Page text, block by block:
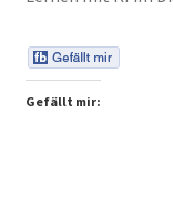
Talks & Tratsch
Gefällt mir: